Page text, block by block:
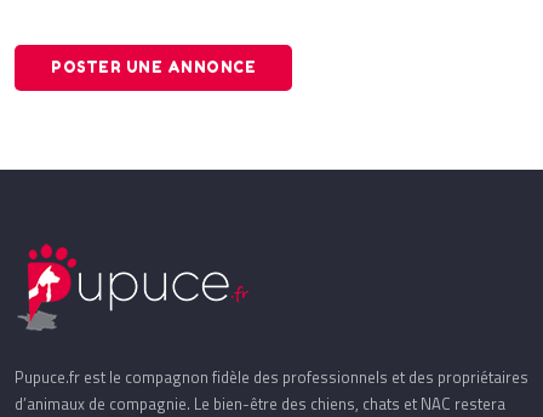
POSTER UNE ANNONCE
Pupuce.fr est le compagnon fidèle des professionnels et des propriétaires
d’animaux de compagnie. Le bien-être des chiens, chats et NAC restera